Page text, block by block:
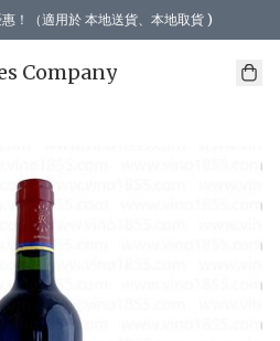
！（適用於 本地送貨、本地取貨 )
Company